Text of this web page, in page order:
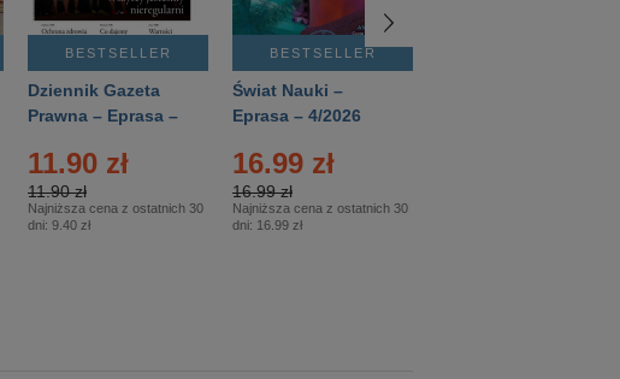
BESTSELLER
Dziennik Gazeta
Prawna – Eprasa –
11.90 zł
11.90 zł
Najniższa cena z ostatnich 30
dni: 9.40 zł
BESTSELLER
Świat Nauki –
Eprasa – 4/2026
16.99 zł
16.99 zł
Najniższa cena z ostatnich 30
dni: 16.99 zł